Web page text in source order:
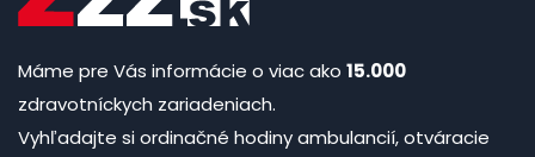
Máme pre Vás informácie o viac ako 15.000
zdravotníckych zariadeniach.
Vyhľadajte si ordinačné hodiny ambulancií, otváracie